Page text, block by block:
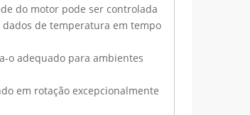
do motor pode ser controlada
dados de temperatura em tempo
o adequado para ambientes
em rotação excepcionalmente